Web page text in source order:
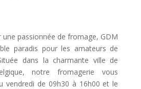
une passionnée de fromage, GDM
paradis pour les amateurs de
dans la charmante ville de
notre fromagerie vous
vendredi de 09h30 à 16h00 et le